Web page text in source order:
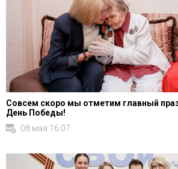
Совсем скоро мы отметим главный
День Победы!
08 мая 16:07